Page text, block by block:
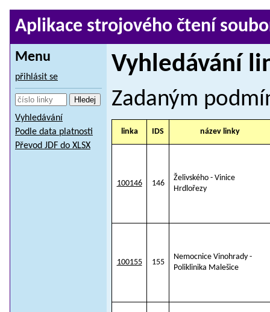
Aplikace strojového čtení
Menu
přihlásit se
Vyhledávání
Podle data platnosti
Převod JDF do XLSX
Vyhledávání
Zadaným
linka IDS název linky
100146 146
Želivského - Vinice
Hrdlořezy
100155 155
Nemocnice Vinohrady -
Poliklinika Malešice